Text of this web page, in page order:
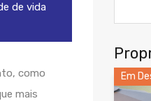
de vida
como
mais
Em